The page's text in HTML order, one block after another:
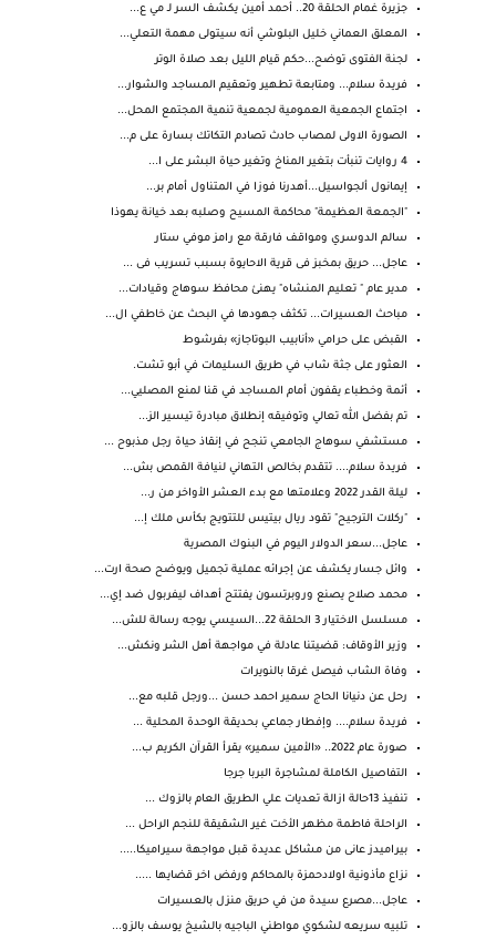
جزيرة غمام الحلقة 20.. أحمد أمين يكشف السر لـ مي ع...
المعلق العماني خليل البلوشي أنه سيتولى مهمة التعلي...
لجنة الفتوى توضح...حكم قيام الليل بعد صلاة الوتر
فريدة سلام... ومتابعة تطهير وتعقيم المساجد والشوار...
اجتماع الجمعية العمومية لجمعية تنمية المجتمع المحل...
الصورة الاولى لمصاب حادث تصادم التكاتك بسارة على م...
4 روايات تنبأت بتغير المناخ وتغير حياة البشر على ا...
إيمانول ألجواسيل...أهدرنا فوزا في المتناول أمام بر...
"الجمعة العظيمة" محاكمة المسيح وصلبه بعد خيانة يهوذا
سالم الدوسري ومواقف فارقة مع رامز موفي ستار
عاجل... حريق بمخبز فى قرية الاحايوة بسبب تسريب فى ...
مدير عام " تعليم المنشاه" يهنئ محافظ سوهاج وقيادات...
مباحث العسيرات... تكثف جهودها في البحث عن خاطفي ال...
القبض على حرامي «أنابيب البوتاجاز» بفرشوط
العثور على جثة شاب في طريق السليمات في أبو تشت.
أئمة وخطباء يقفون أمام المساجد في قنا لمنع المصليي...
تم بفضل الله تعالي وتوفيقه إنطلاق مبادرة تيسير الز...
مستشفي سوهاج الجامعي تنجح في إنقاذ حياة رجل مذبوح ...
فريدة سلام.... تتقدم بخالص التهاني لنيافة القمص بش...
ليلة القدر 2022 وعلامتها مع بدء العشر الأواخر من ر...
"ركلات الترجيح" تقود ريال بيتيس للتتويج بكأس ملك إ...
عاجل...سعر الدولار اليوم في البنوك المصرية
وائل جسار يكشف عن إجرائه عملية تجميل ويوضح صحة ارت...
محمد صلاح يصنع وروبرتسون يفتتح أهداف ليفربول ضد إي...
مسلسل الاختيار 3 الحلقة 22...السيسي يوجه رسالة للش...
وزير الأوقاف: قضيتنا عادلة في مواجهة أهل الشر ونكش...
وفاة الشاب فيصل غرقا بالنويرات
رحل عن دنيانا الحاج سمير احمد حسن ...ورجل قلبه مع...
فريدة سلام.... وإفطار جماعي بحديقة الوحدة المحلية ...
صورة عام 2022.. «الأمين سمير» يقرأ القرآن الكريم ب...
التفاصيل الكاملة لمشاجرة البربا جرجا
تنفيذ 13حالة ازالة تعديات علي الطريق العام بالزوك ...
الراحلة فاطمة مظهر الأخت غير الشقيقة للنجم الراحل ...
بيراميدز عانى من مشاكل عديدة قبل مواجهة سيراميكا.....
نزاع مأذونية اولادحمزة بالمحاكم ورفض اخر قضايها .....
عاجل...مصرع سيدة من في حريق منزل بالعسيرات
تلبيه سريعه لشكوي مواطني الباجيه بالشيخ يوسف بالزو...